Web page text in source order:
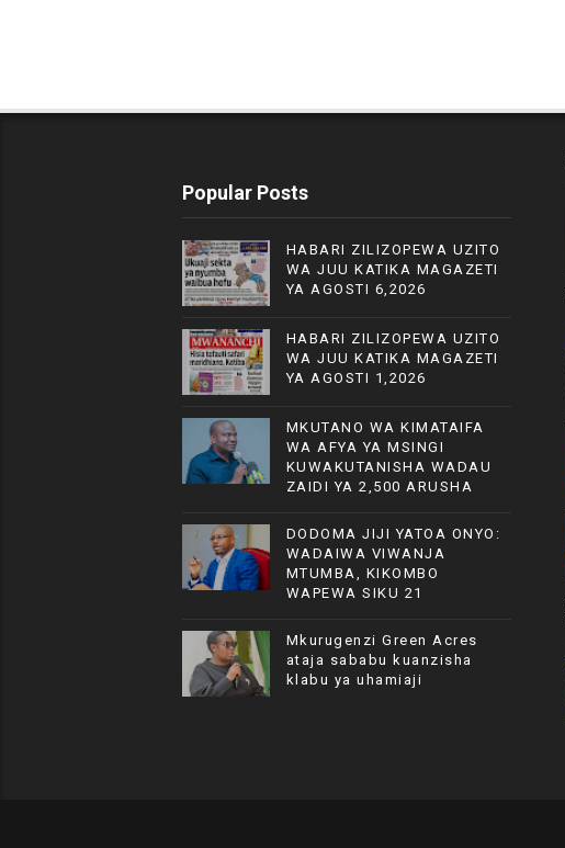
Popular Posts
HABARI ZILIZOPEWA UZITO
WA JUU KATIKA MAGAZETI
YA AGOSTI 6,2026
HABARI ZILIZOPEWA UZITO
WA JUU KATIKA MAGAZETI
YA AGOSTI 1,2026
MKUTANO WA KIMATAIFA
WA AFYA YA MSINGI
KUWAKUTANISHA WADAU
ZAIDI YA 2,500 ARUSHA
DODOMA JIJI YATOA ONYO:
WADAIWA VIWANJA
MTUMBA, KIKOMBO
WAPEWA SIKU 21
Mkurugenzi Green Acres
ataja sababu kuanzisha
klabu ya uhamiaji